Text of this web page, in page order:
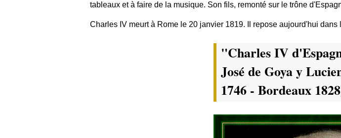
tableaux et à faire de la musique. Son fils, remonté sur le trône
Charles IV meurt à Rome le 20 janvier 1819. Il repose aujourd'hui
"Charles IV
José de Goya y
1746 - Bordeaux